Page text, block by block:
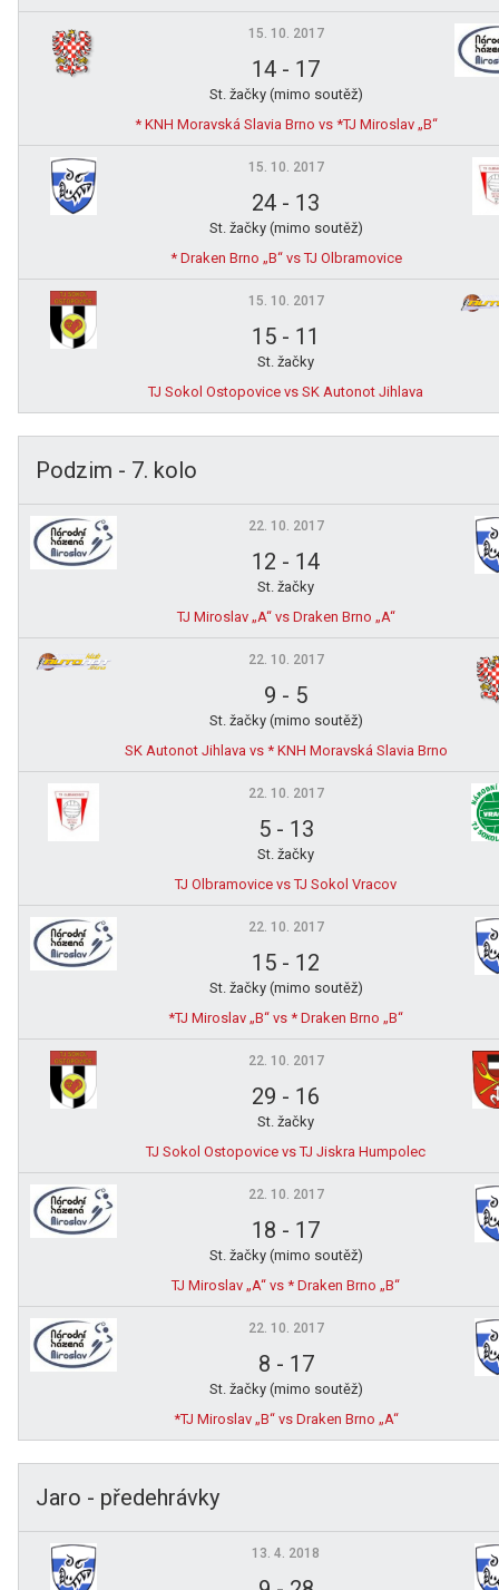
15. 10. 2017
14 - 17
St. žačky (mimo soutěž)
* KNH Moravská Slavia Brno vs *TJ Miroslav „B“
15. 10. 2017
24 - 13
St. žačky (mimo soutěž)
* Draken Brno „B“ vs TJ Olbramovice
15. 10. 2017
15 - 11
St. žačky
TJ Sokol Ostopovice vs SK Autonot Jihlava
Podzim - 7. kolo
22. 10. 2017
12 - 14
St. žačky
TJ Miroslav „A“ vs Draken Brno „A“
22. 10. 2017
9 - 5
St. žačky (mimo soutěž)
SK Autonot Jihlava vs * KNH Moravská Slavia Brno
22. 10. 2017
5- 13
St. žačky
TJ Olbramovice vs TJ Sokol Vracov
22. 10. 2017
15 - 12
St. žačky (mimo soutěž)
*TJ Miroslav „B“ vs * Draken Brno „B“
22. 10. 2017
29 - 16
St. žačky
TJ Sokol Ostopovice vs TJ Jiskra Humpolec
22. 10. 2017
18 - 17
St. žačky (mimo soutěž)
TJ Miroslav „A“ vs * Draken Brno „B“
22. 10. 2017
8 - 17
St. žačky (mimo soutěž)
*TJ Miroslav „B“ vs Draken Brno „A“
Jaro - předehrávky
13. 4. 2018